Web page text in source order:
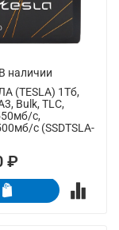
В наличии
(TESLA) 1Тб,
Bulk, TLC,
с,
с (SSDTSLA-
₽